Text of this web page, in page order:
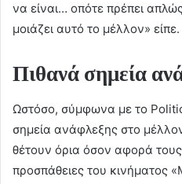
να είναι… οπότε πρέπει
μοιάζει αυτό το μέλλον» είπε.
Πιθανά σημεία
Ωστόσο, σύμφωνα με το
σημεία ανάφλεξης στο
θέτουν όρια όσον αφορά τους
προσπάθειες του κινήματος